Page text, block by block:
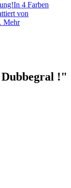
4 Farben
von
Mehr
!"